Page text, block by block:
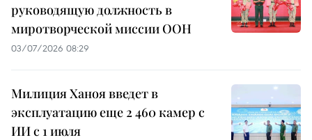
руководящую должность в
миротворческой миссии ООН
03/07/2026 08:29
Милиция Ханоя введет в
эксплуатацию еще 2 460 камер с
ИИ с 1 июля